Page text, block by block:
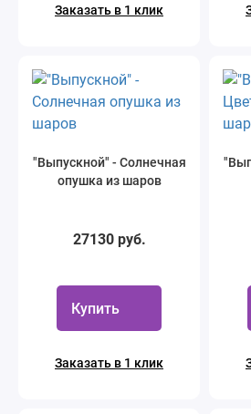
Заказать в 1 клик
"Выпускной" - Солнечная
опушка из шаров
27130 руб.
Купить
Заказать в 1 клик